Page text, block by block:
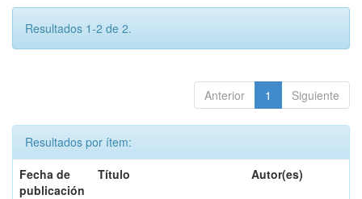
Resultados 1-2 de 2.
Anterior 1 Siguiente
Resultados por ítem:
Fecha de
publicación
Título Autor(es)